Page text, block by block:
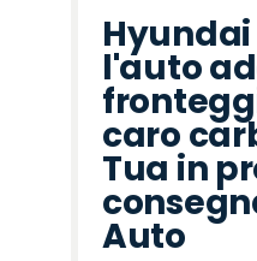
Hyundai
l'auto
caro
Tua in
Auto